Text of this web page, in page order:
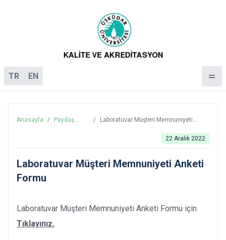
TR EN
Anasayfa /
Paydaş
/
Laboratuvar Müşteri Memnuniyeti
22 Aralık 2022
Laboratuvar Müşteri Memnuniyeti Anketi
Formu
Laboratuvar Müşteri Memnuniyeti Anketi Formu için
Tıklayınız.